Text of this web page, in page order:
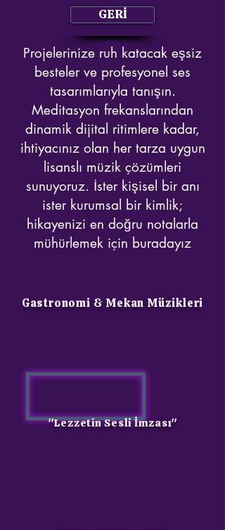
GERİ
Projelerinize ruh katacak eşsiz
besteler ve profesyonel ses
tasarımlarıyla tanışın.
Meditasyon frekanslarından
dinamik dijital ritimlere kadar,
ihtiyacınız olan her tarza uygun
lisanslı müzik çözümleri
sunuyoruz. İster kişisel bir anı
ister kurumsal bir kimlik;
hikayenizi en doğru notalarla
mühürlemek için buradayız
Gastronomi & Mekan Müzikleri
"Lezzetin Sesli İmzası"